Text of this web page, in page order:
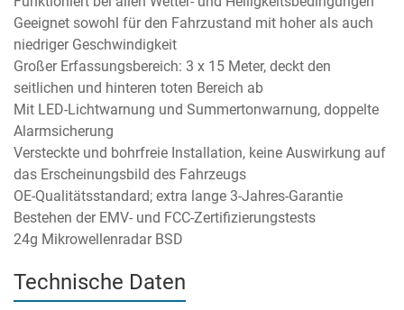
Geeignet sowohl für den Fahrzustand mit hoher als auch
niedriger Geschwindigkeit
Großer Erfassungsbereich: 3 x 15 Meter, deckt den
seitlichen und hinteren toten Bereich ab
Mit LED-Lichtwarnung und Summertonwarnung, doppelte
Alarmsicherung
Versteckte und bohrfreie Installation, keine Auswirkung auf
das Erscheinungsbild des Fahrzeugs
OE-Qualitätsstandard; extra lange 3-Jahres-Garantie
Bestehen der EMV- und FCC-Zertifizierungstests
24g Mikrowellenradar BSD
Technische Daten